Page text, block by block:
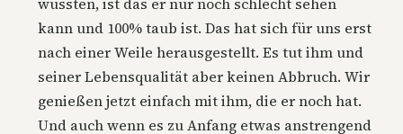
kann und 100% taub ist. Das hat sich für uns erst
nach einer Weile herausgestellt. Es tut ihm und
seiner Lebensqualität aber keinen Abbruch. Wir
genießen jetzt einfach mit ihm, die er noch hat.
Und auch wenn es zu Anfang etwas anstrengend